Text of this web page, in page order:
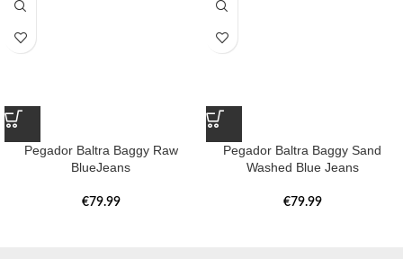
Pegador Baltra Baggy Raw
BlueJeans
€79.99
Pegador Baltra Baggy Sand
Washed Blue Jeans
€79.99